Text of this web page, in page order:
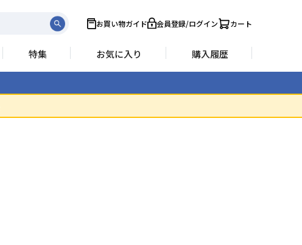
お買い物ガイド 会員登録/ログイン カート
特集 お気に入り 購入履歴